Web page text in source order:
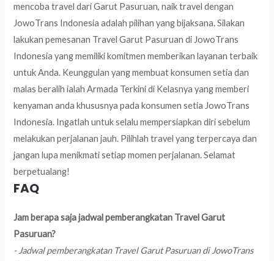
mencoba travel dari Garut Pasuruan, naik travel dengan
JowoTrans Indonesia adalah pilihan yang bijaksana. Silakan
lakukan pemesanan Travel Garut Pasuruan di JowoTrans
Indonesia yang memiliki komitmen memberikan layanan terbaik
untuk Anda. Keunggulan yang membuat konsumen setia dan
malas beralih ialah Armada Terkini di Kelasnya yang memberi
kenyaman anda khususnya pada konsumen setia JowoTrans
Indonesia. Ingatlah untuk selalu mempersiapkan diri sebelum
melakukan perjalanan jauh. Pilihlah travel yang terpercaya dan
jangan lupa menikmati setiap momen perjalanan. Selamat
berpetualang!
FAQ
Jam berapa saja jadwal pemberangkatan Travel Garut
Pasuruan?
- Jadwal pemberangkatan Travel Garut Pasuruan di JowoTrans